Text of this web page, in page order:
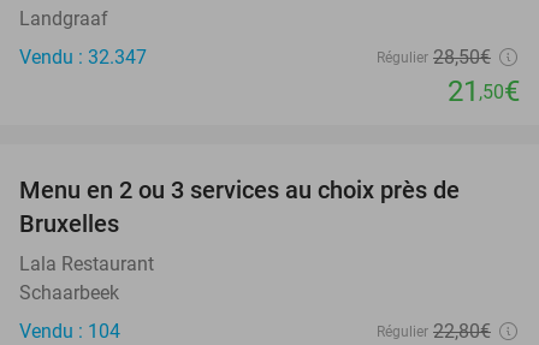
Landgraaf
Vendu : 32.347
Régulier 28,50€
21 ,50€
Menu en 2 ou 3 services au choix près de
Bruxelles
Lala Restaurant
Schaarbeek
Vendu : 104
Régulier 22,80€